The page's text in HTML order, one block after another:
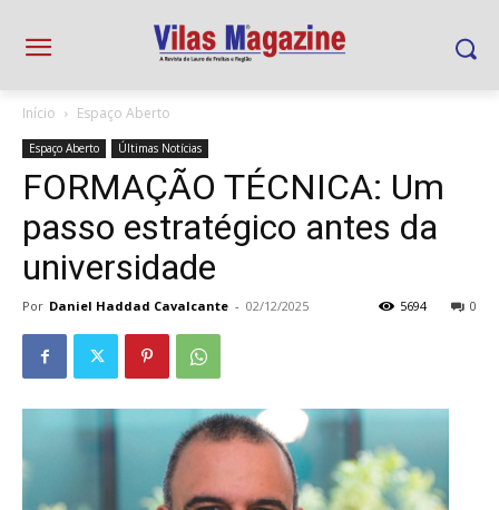
Início Espaço Aberto
Espaço Aberto Últimas Notícias
FORMAÇÃO TÉCNICA: Um
passo estratégico antes da
universidade
Por Daniel Haddad Cavalcante - 02/12/2025 0
5694